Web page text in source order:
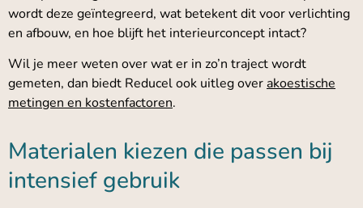
wordt deze geïntegreerd, wat betekent dit voor verlichting
en afbouw, en hoe blijft het interieurconcept intact?
Wil je meer weten over wat er in zo’n traject wordt
gemeten, dan biedt Reducel ook uitleg overakoestische
metingen en kostenfactoren.
Materialen kiezen die passen bij
intensief gebruik